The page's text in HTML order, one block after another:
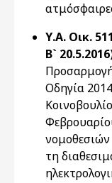
Υ.Α. Οικ.
Β`
Οδηγία
τη